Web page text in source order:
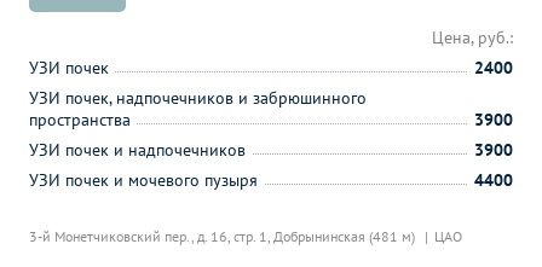
3-й Монетчиковский пер., д. 16, стр. 1, Добрынинская (481 м) ЦАО
Цена, руб.:
УЗИ почек
2400
УЗИ почек, надпочечников и забрюшинного
пространства
3900
УЗИ почек и надпочечников
3900
УЗИ почек и мочевого пузыря
4400